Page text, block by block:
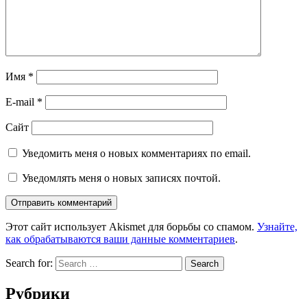
Имя *
E-mail *
Сайт
Уведомить меня о новых комментариях по email.
Уведомлять меня о новых записях почтой.
Этот сайт использует Akismet для борьбы со спамом. Узнайте,
как обрабатываются ваши данные комментариев.
Search for:
Рубрики